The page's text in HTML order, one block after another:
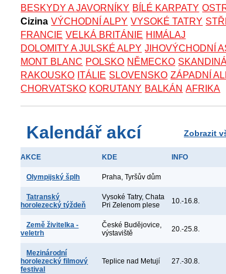
BESKYDY A JAVORNÍKY BÍLÉ KARPATY
Cizina VÝCHODNÍ ALPY VYSOKÉ TATRY
FRANCIE VELKÁ BRITÁNIE HIMÁLAJ
DOLOMITY A JULSKÉ ALPY JIHOVÝCHODNÍ
MONT BLANC POLSKO NĚMECKO
RAKOUSKO ITÁLIE SLOVENSKO ZÁPADNÍ
CHORVATSKO KORUTANY BALKÁN AFRIKA
Kalendář akcí Zobrazit
AKCE KDE INFO
Olympijský šplh Praha, Tyršův dům
Tatranský
horolezecký týždeň
Vysoké Tatry, Chata
Pri Zelenom plese
10.-16.8.
Země živitelka -
veletrh
České Budějovice,
výstaviště
20.-25.8.
Mezinárodní
horolezecký filmový
festival
Teplice nad Metují 27.-30.8.